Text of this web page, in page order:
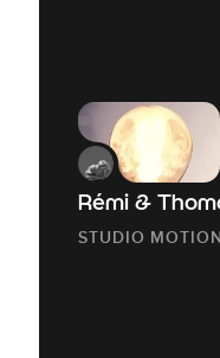
Rémi &
STUDIO